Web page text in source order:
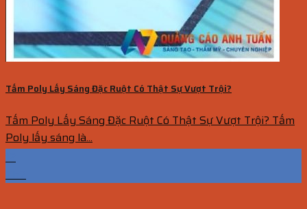
Tấm Poly Lấy Sáng Đặc Ruột Có Thật Sự Vượt Trội?
Tấm Poly Lấy Sáng Đặc Ruột Có Thật Sự Vượt Trội? Tấm
Poly lấy sáng là...
12
Th7